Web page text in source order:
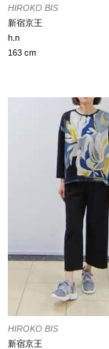
HIROKO BIS
新宿京王
h.n
163 cm
HIROKO BIS
新宿京王